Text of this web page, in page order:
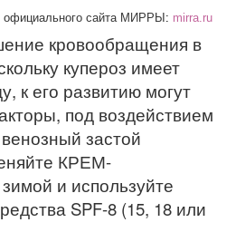
официального сайта МИРРЫ : mirra.ru
кровообращения в
купероз имеет
к его развитию могут
под воздействием
застой
КРЕМ-
и используйте
SPF-8 (15, 18 или